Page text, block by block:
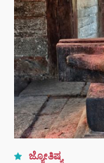
ಜ್ಯೋತಿಷ್ಯ